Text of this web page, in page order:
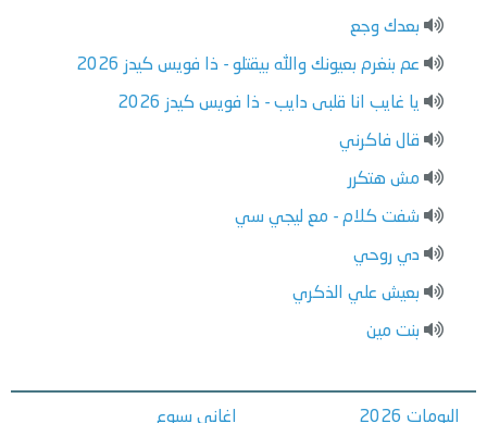
بعدك وجع
عم بنغرم بعيونك والله بيقتلو - ذا فويس كيدز 2026
يا غايب انا قلبى دايب - ذا فويس كيدز 2026
قال فاكرني
مش هتكرر
شفت كلام - مع ليجي سي
دي روحي
بعيش علي الذكري
بنت مين
البومات 2026 اغاني سبوع